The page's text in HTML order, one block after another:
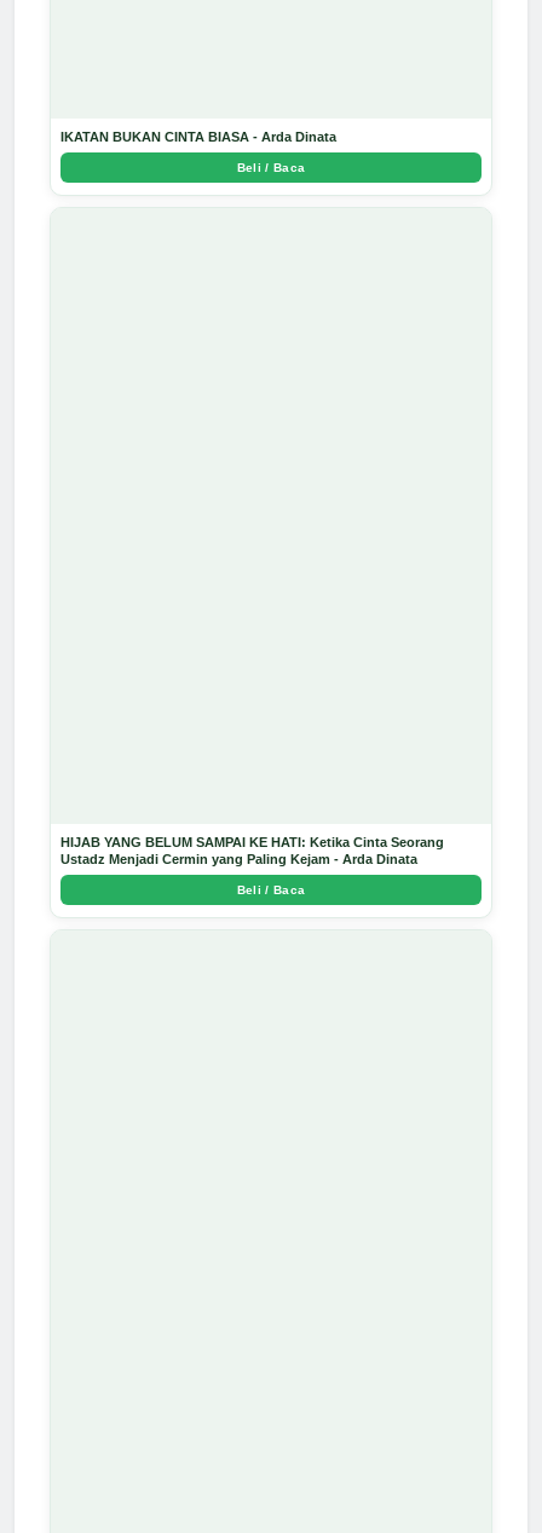
IKATAN BUKAN CINTA BIASA - Arda Dinata
Beli / Baca
HIJAB YANG BELUM SAMPAI KE HATI: Ketika Cinta Seorang
Ustadz Menjadi Cermin yang Paling Kejam - Arda Dinata
Beli / Baca